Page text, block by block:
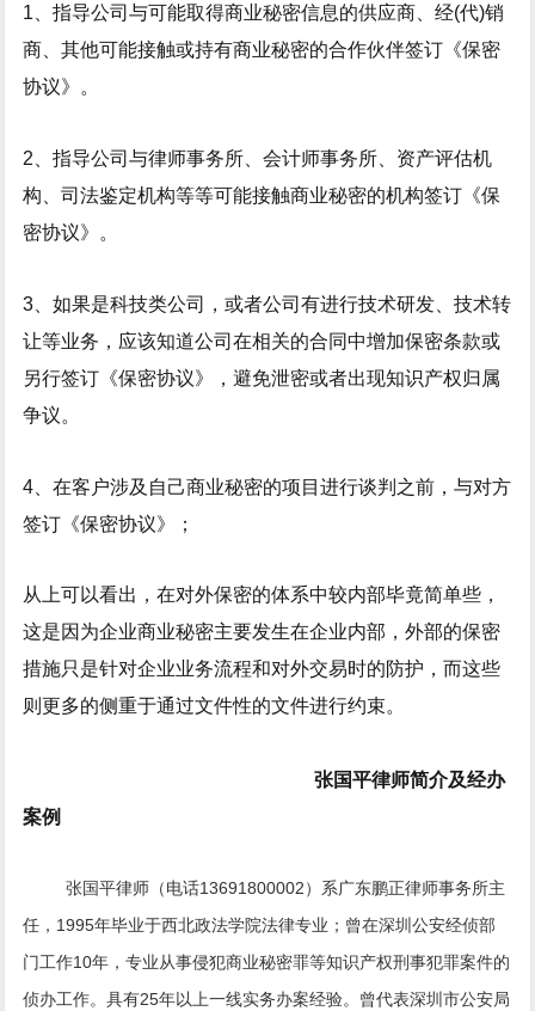
1、指导公司与可能取得商业秘密信息的供应商、经(代)销
商、其他可能接触或持有商业秘密的合作伙伴签订《保密
协议》。
2、指导公司与律师事务所、会计师事务所、资产评估机
构、司法鉴定机构等等可能接触商业秘密的机构签订《保
密协议》。
3、如果是科技类公司，或者公司有进行技术研发、技术转
让等业务，应该知道公司在相关的合同中增加保密条款或
另行签订《保密协议》，避免泄密或者出现知识产权归属
争议。
4、在客户涉及自己商业秘密的项目进行谈判之前，与对方
签订《保密协议》；
从上可以看出，在对外保密的体系中较内部毕竟简单些，
这是因为企业商业秘密主要发生在企业内部，外部的保密
措施只是针对企业业务流程和对外交易时的防护，而这些
则更多的侧重于通过文件性的文件进行约束。
张国平律师简介及经办
案例
张国平律师（电话13691800002）系广东鹏正律师事务所主
任，1995年毕业于西北政法学院法律专业；曾在深圳公安经侦部
门工作10年，专业从事侵犯商业秘密罪等知识产权刑事犯罪案件的
侦办工作。具有25年以上一线实务办案经验。曾代表深圳市公安局